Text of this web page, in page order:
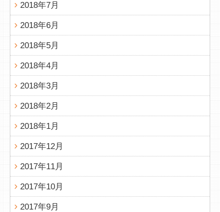
2018年7月
2018年6月
2018年5月
2018年4月
2018年3月
2018年2月
2018年1月
2017年12月
2017年11月
2017年10月
2017年9月